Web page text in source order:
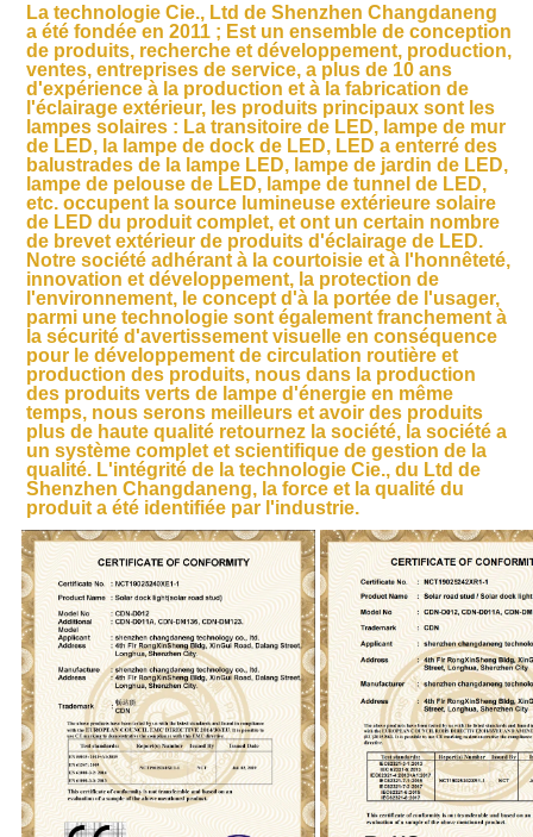
La technologie Cie., Ltd de Shenzhen Changdaneng
a été fondée en 2011 ; Est un ensemble de conception
de produits, recherche et développement, production,
ventes, entreprises de service, a plus de 10 ans
d'expérience à la production et à la fabrication de
l'éclairage extérieur, les produits principaux sont les
lampes solaires : La transitoire de LED, lampe de mur
de LED, la lampe de dock de LED, LED a enterré des
balustrades de la lampe LED, lampe de jardin de LED,
lampe de pelouse de LED, lampe de tunnel de LED,
etc. occupent la source lumineuse extérieure solaire
de LED du produit complet, et ont un certain nombre
de brevet extérieur de produits d'éclairage de LED.
Notre société adhérant à la courtoisie et à l'honnêteté,
innovation et développement, la protection de
l'environnement, le concept d'à la portée de l'usager,
parmi une technologie sont également franchement à
la sécurité d'avertissement visuelle en conséquence
pour le développement de circulation routière et
production des produits, nous dans la production
des produits verts de lampe d'énergie en même
temps, nous serons meilleurs et avoir des produits
plus de haute qualité retournez la société, la société a
un système complet et scientifique de gestion de la
qualité. L'intégrité de la technologie Cie., du Ltd de
Shenzhen Changdaneng, la force et la qualité du
produit a été identifiée par l'industrie.